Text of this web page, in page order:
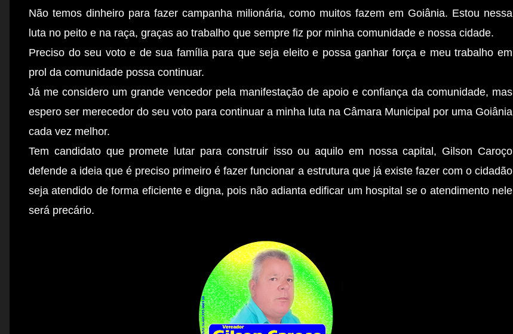
Não temos dinheiro para fazer campanha milionária, como muitos fazem em Goiânia. Estou nessa
luta no peito e na raça, graças ao trabalho que sempre fiz por minha comunidade e nossa cidade.
Preciso do seu voto e de sua família para que seja eleito e possa ganhar força e meu trabalho em
prol da comunidade possa continuar.
Já me considero um grande vencedor pela manifestação de apoio e confiança da comunidade, mas
espero ser merecedor do seu voto para continuar a minha luta na Câmara Municipal por uma Goiânia
cada vez melhor.
Tem candidato que promete lutar para construir isso ou aquilo em nossa capital, Gilson Caroço
defende a ideia que é preciso primeiro é fazer funcionar a estrutura que já existe fazer com o cidadão
seja atendido de forma eficiente e digna, pois não adianta edificar um hospital se o atendimento nele
será precário.